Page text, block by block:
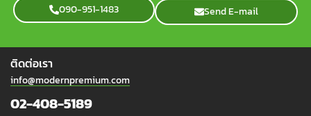
090-951-1483 Send E-mail
ติดต่อเรา
info@modernpremium.com
02-408-5189